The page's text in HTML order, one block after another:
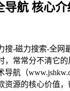
导航 核心
搜-磁力搜索-全网
，常常分不清它
导航（
资源的核心价值